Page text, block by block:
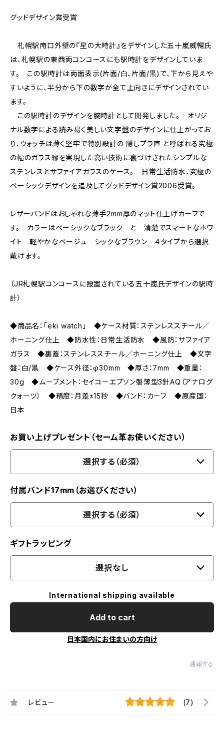
グッドデザイン賞受賞
札幌駅南口外壁の『星の大時計』をデザインした五十嵐威暢氏
は、札幌駅の東西両コンコースにも駅時計をデザインしていま
す。 この駅時計は両面表示(片面/白、片面/黒)で、下から見えや
すいように、半分から下の数字が全て上向きにデザインされてい
ます。
この駅時計のデザインを腕時計として開発しました。 オリジ
ナル数字による読み易く美しい文字盤のデザインに仕上がってお
り、ウォッチは薄く堅牢で特別設計の 隠しプラ直 と呼ばれる究極
の幅のガラス縁を実現した高い技術に裏づけされたシンプルな
ステンレスとサファイアガラスのケース。 日常生活防水、究極の
ベーシックデザインを追及してグッドデザイン賞2006受賞。
レザーバンドはおしゃれな薄手2mm厚のマット仕上げカーフで
す。 カラーはベーシックなブラック と 清楚でスマートなホワ
イト 軽やかなベージュ シックなブラウン ４タイプから選択
戴けます。
（JR札幌駅コンコースに設置されている五十嵐氏デザインの駅時
計）
◆商品名：「eki watch」 ◆ケース材質：ステンレススチール／
ホーニング仕上 ◆防水性：日常生活防水 ◆風防：サファイア
ガラス ◆裏蓋：ステンレススチール／ホーニング仕上 ◆文字
盤：白/黒 ◆ケース外径：φ30mm ◆厚さ：7mm ◆重量：
30g ◆ムーブメント：セイコーエプソン製薄型3針AQ（アナログ
クォーツ） ◆精度：月差±15秒 ◆バンド：カーフ ◆原産国：
日本
お買い上げプレゼント（セーム革お使いください）
選択する（必須）
付属バンド17mm（お選びください）
選択する（必須）
ギフトラッピング
選択なし
International shipping available
Add to cart
日本国内にお住まいの方向け
通報する
レビュー (7)